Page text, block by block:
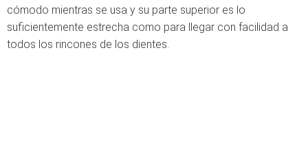
cómodo mientras se usa y su parte superior es lo
suficientemente estrecha como para llegar con facilidad a
todos los rincones de los dientes.